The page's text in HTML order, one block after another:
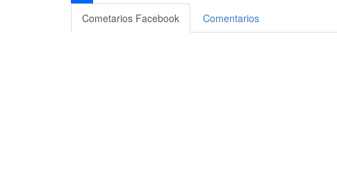
Compartir
Cometarios Facebook Comentarios